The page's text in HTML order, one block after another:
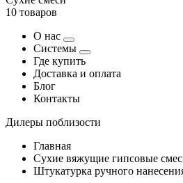
10 товаров
О нас
Системы
Где купить
Доставка и оплата
Блог
Контакты
Дилеры поблизости
Главная
Сухие вяжущие гипсовые
Штукатурка ручного